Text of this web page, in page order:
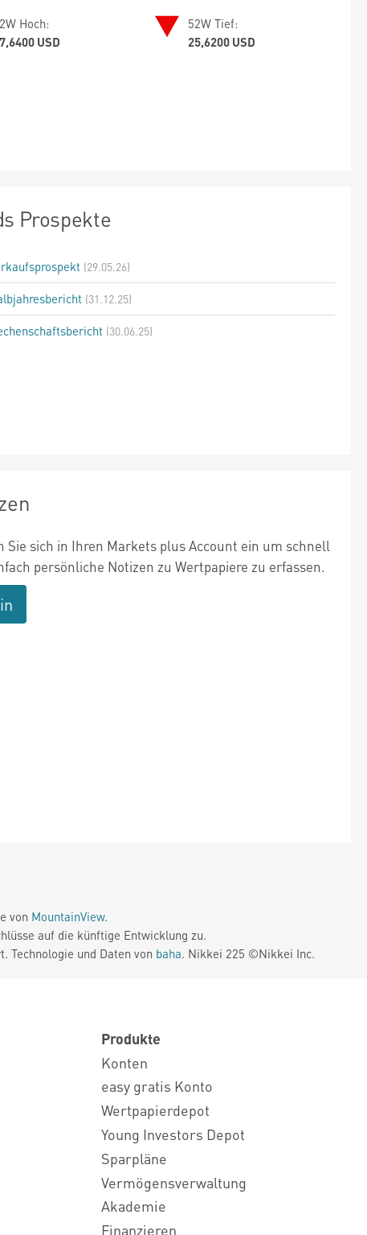
Hoch:
USD
52W Tief:
25,6200 USD
Prospekte
(29.05.26)
(31.12.25)
(30.06.25)
Sie sich in Ihren Markets plus Account ein um schnell
persönliche Notizen zu Wertpapiere zu erfassen.
von MountainView.
auf die künftige Entwicklung zu.
Technologie und Daten von baha. Nikkei 225 ©Nikkei Inc.
Produkte
Konten
easy gratis Konto
Wertpapierdepot
Young Investors Depot
Sparpläne
Vermögensverwaltung
Akademie
Finanzieren